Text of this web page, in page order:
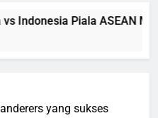
Indonesia Piala ASEAN
yang sukses